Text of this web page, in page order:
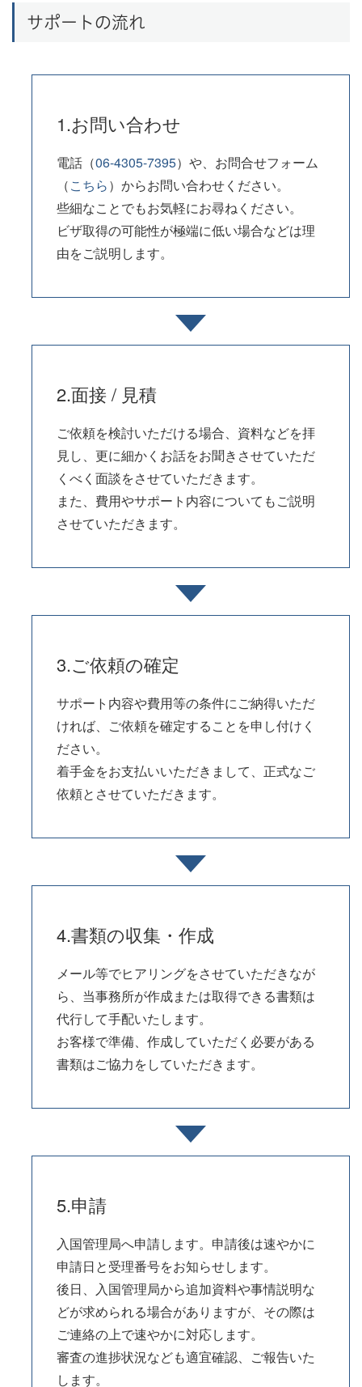
サポートの流れ
1.お問い合わせ
電話（06-4305-7395）や、お問合せフォーム
（こちら）からお問い合わせください。
些細なことでもお気軽にお尋ねください。
ビザ取得の可能性が極端に低い場合などは理
由をご説明します。
2.面接 / 見積
ご依頼を検討いただける場合、資料などを拝
見し、更に細かくお話をお聞きさせていただ
くべく面談をさせていただきます。
また、費用やサポート内容についてもご説明
させていただきます。
3.ご依頼の確定
サポート内容や費用等の条件にご納得いただ
ければ、ご依頼を確定することを申し付けく
ださい。
着手金をお支払いいただきまして、正式なご
依頼とさせていただきます。
4.書類の収集・作成
メール等でヒアリングをさせていただきなが
ら、当事務所が作成または取得できる書類は
代行して手配いたします。
お客様で準備、作成していただく必要がある
書類はご協力をしていただきます。
5.申請
入国管理局へ申請します。申請後は速やかに
申請日と受理番号をお知らせします。
後日、入国管理局から追加資料や事情説明な
どが求められる場合がありますが、その際は
ご連絡の上で速やかに対応します。
審査の進捗状況なども適宜確認、ご報告いた
します。